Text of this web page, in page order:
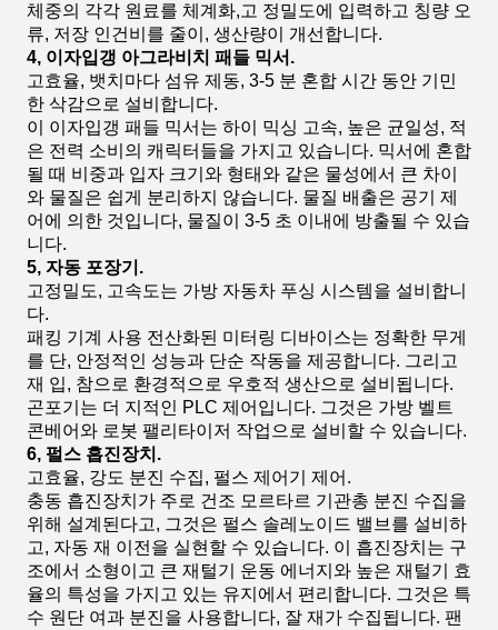
체중의 각각 원료를 체계화,고 정밀도에 입력하고 칭량 오
류, 저장 인건비를 줄이, 생산량이 개선합니다.
4, 이자입갱 아그라비치 패들 믹서.
고효율, 뱃치마다 섬유 제동, 3-5 분 혼합 시간 동안 기민
한 삭감으로 설비합니다.
이 이자입갱 패들 믹서는 하이 믹싱 고속, 높은 균일성, 적
은 전력 소비의 캐릭터들을 가지고 있습니다. 믹서에 혼합
될 때 비중과 입자 크기와 형태와 같은 물성에서 큰 차이
와 물질은 쉽게 분리하지 않습니다. 물질 배출은 공기 제
어에 의한 것입니다, 물질이 3-5 초 이내에 방출될 수 있습
니다.
5, 자동 포장기.
고정밀도, 고속도는 가방 자동차 푸싱 시스템을 설비합니
다.
패킹 기계 사용 전산화된 미터링 디바이스는 정확한 무게
를 단, 안정적인 성능과 단순 작동을 제공합니다. 그리고
재 입, 참으로 환경적으로 우호적 생산으로 설비됩니다.
곤포기는 더 지적인 PLC 제어입니다. 그것은 가방 벨트
콘베어와 로봇 팰리타이저 작업으로 설비할 수 있습니다.
6, 펄스 흡진장치.
고효율, 강도 분진 수집, 펄스 제어기 제어.
충동 흡진장치가 주로 건조 모르타르 기관총 분진 수집을
위해 설계된다고, 그것은 펄스 솔레노이드 밸브를 설비하
고, 자동 재 이전을 실현할 수 있습니다. 이 흡진장치는 구
조에서 소형이고 큰 재털기 운동 에너지와 높은 재털기 효
율의 특성을 가지고 있는 유지에서 편리합니다. 그것은 특
수 원단 여과 분진을 사용합니다, 잘 재가 수집됩니다. 팬